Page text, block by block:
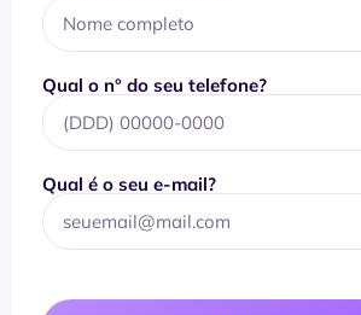
Qual o n° do seu telefone?
Qual é o seu e-mail?